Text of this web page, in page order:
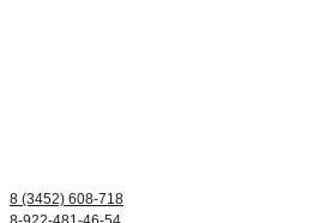
8 (3452) 608-718